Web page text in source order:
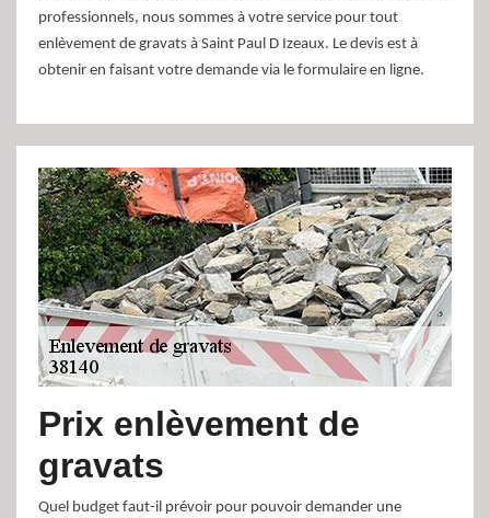
professionnels, nous sommes à votre service pour tout
enlèvement de gravats à Saint Paul D Izeaux. Le devis est à
obtenir en faisant votre demande via le formulaire en ligne.
Prix enlèvement de
gravats
Quel budget faut-il prévoir pour pouvoir demander une